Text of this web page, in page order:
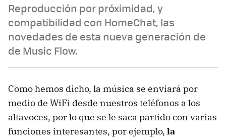
Reproducción por próximidad, y
compatibilidad con HomeChat, las
novedades de esta nueva generación de
de Music Flow.
Como hemos dicho, la música se enviará por
medio de WiFi desde nuestros teléfonos a los
altavoces, por lo que se le saca partido con varias
funciones interesantes, por ejemplo, la